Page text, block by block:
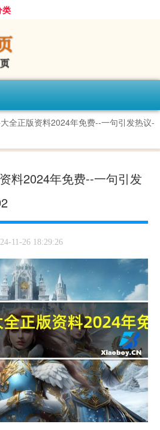
类
全正版资料2024年免费--一句引发热议-
料2024年免费--一句引发
11-26 18:29:26